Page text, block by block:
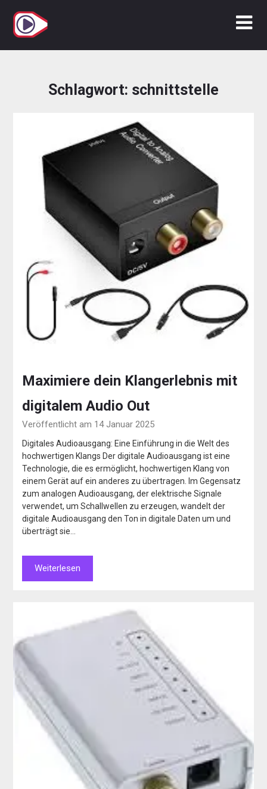
Inhalt
springen
Schlagwort: schnittstelle
Maximiere dein Klangerlebnis mit
digitalem Audio Out
Veröffentlicht am 14 Januar 2025
Digitales Audioausgang: Eine Einführung in die Welt des
hochwertigen Klangs Der digitale Audioausgang ist eine
Technologie, die es ermöglicht, hochwertigen Klang von
einem Gerät auf ein anderes zu übertragen. Im Gegensatz
zum analogen Audioausgang, der elektrische Signale
verwendet, um Schallwellen zu erzeugen, wandelt der
digitale Audioausgang den Ton in digitale Daten um und
überträgt sie…
Weiterlesen